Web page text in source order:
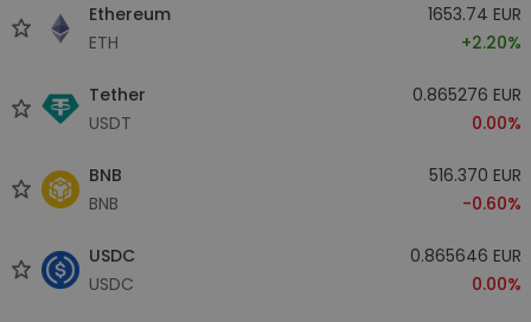
Ethereum
ETH
1653.74 EUR
+2.20%
Tether
USDT
0.865276 EUR
0.00%
BNB
BNB
516.370 EUR
-0.60%
USDC
USDC
0.865646 EUR
0.00%